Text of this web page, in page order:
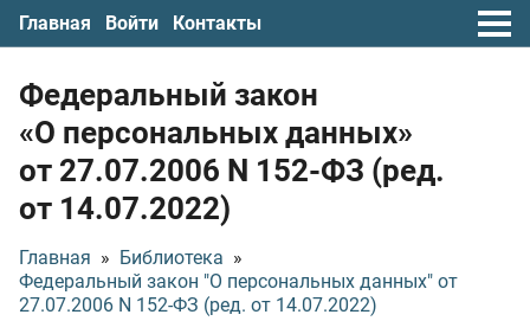
Главная Войти Контакты
Федеральный закон
«О персональных данных»
от 27.07.2006 N 152-ФЗ (ред.
от 14.07.2022)
Главная » Библиотека »
Федеральный закон "О персональных данных" от
27.07.2006 N 152-ФЗ (ред. от 14.07.2022)